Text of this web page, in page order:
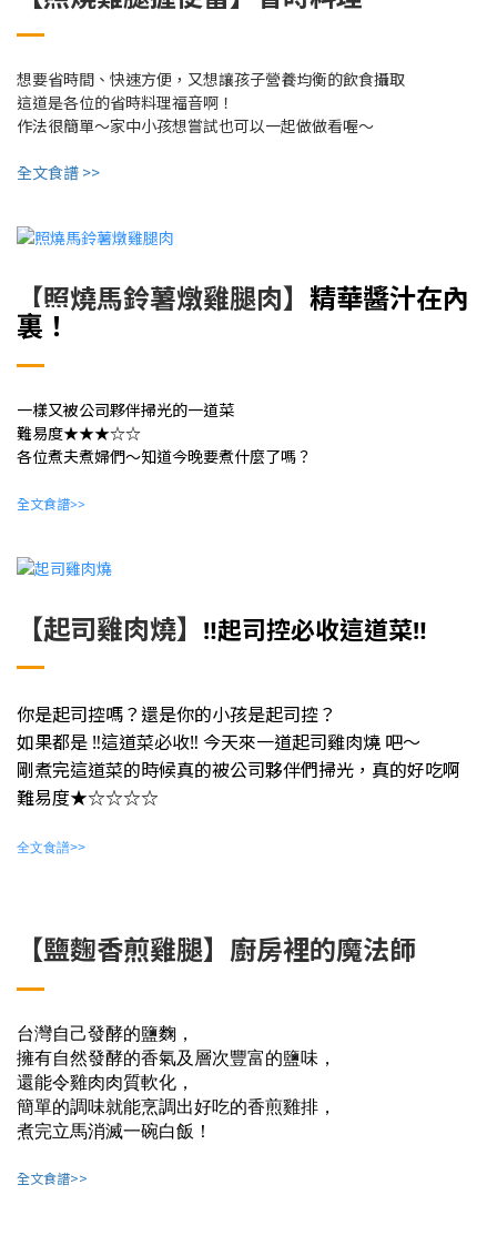
想要省時間、快速方便，又想讓孩子營養均衡的飲食攝取
這道是各位的省時料理福音啊！
作法很簡單～家中小孩想嘗試也可以一起做做看喔～
全文食譜 >>
【照燒馬鈴薯燉雞腿肉】 精華醬汁在內
裏！
一樣又被公司夥伴掃光的一道菜
難易度★★★☆☆
各位煮夫煮婦們～知道今晚要煮什麼了嗎？
全文食譜>>
【起司雞肉燒】 ‼️起司控必收這道菜‼️
你是起司控嗎？還是你的小孩是起司控？
如果都是 ‼️這道菜必收‼️ 今天來一道起司雞肉燒 吧～
剛煮完這道菜的時候真的被公司夥伴們掃光，真的好吃啊
難易度★☆☆☆☆
全文食譜>>
【鹽麴香煎雞腿】廚房裡的魔法師
台灣自己發酵的鹽麴，
擁有自然發酵的香氣及層次豐富的鹽味，
還能令雞肉肉質軟化，
簡單的調味就能烹調出好吃的香煎雞排，
煮完立馬消滅一碗白飯！
全文食譜>>